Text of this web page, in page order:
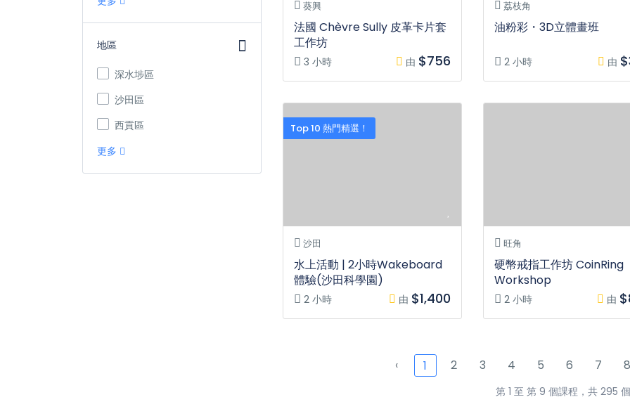
地區
深水埗區
沙田區
西貢區
更多
葵興
法國 Chèvre Sully 皮革卡片套
工作坊
3 小時 由 $756
荔枝角
油粉彩・3D立體畫班
2 小時 由
Top 10 熱門精選！
沙田
水上活動 | 2小時Wakeboard
體驗(沙田科學園)
2 小時 由 $1,400
旺角
硬幣戒指工作坊 CoinRing
Workshop
2 小時 由
‹ 1 2 3 4 5 6 7 8
第 1 至 第 9 個課程，共 295